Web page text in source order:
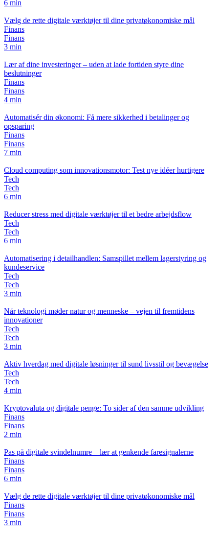
6 min
Vælg de rette digitale værktøjer til dine privatøkonomiske mål
Finans
Finans
3 min
Lær af dine investeringer – uden at lade fortiden styre dine
beslutninger
Finans
Finans
4 min
Automatisér din økonomi: Få mere sikkerhed i betalinger og
opsparing
Finans
Finans
7 min
Cloud computing som innovationsmotor: Test nye idéer hurtigere
Tech
Tech
6 min
Reducer stress med digitale værktøjer til et bedre arbejdsflow
Tech
Tech
6 min
Automatisering i detailhandlen: Samspillet mellem lagerstyring og
kundeservice
Tech
Tech
3 min
Når teknologi møder natur og menneske – vejen til fremtidens
innovationer
Tech
Tech
3 min
Aktiv hverdag med digitale løsninger til sund livsstil og bevægelse
Tech
Tech
4 min
Kryptovaluta og digitale penge: To sider af den samme udvikling
Finans
Finans
2 min
Pas på digitale svindelnumre – lær at genkende faresignalerne
Finans
Finans
6 min
Vælg de rette digitale værktøjer til dine privatøkonomiske mål
Finans
Finans
3 min